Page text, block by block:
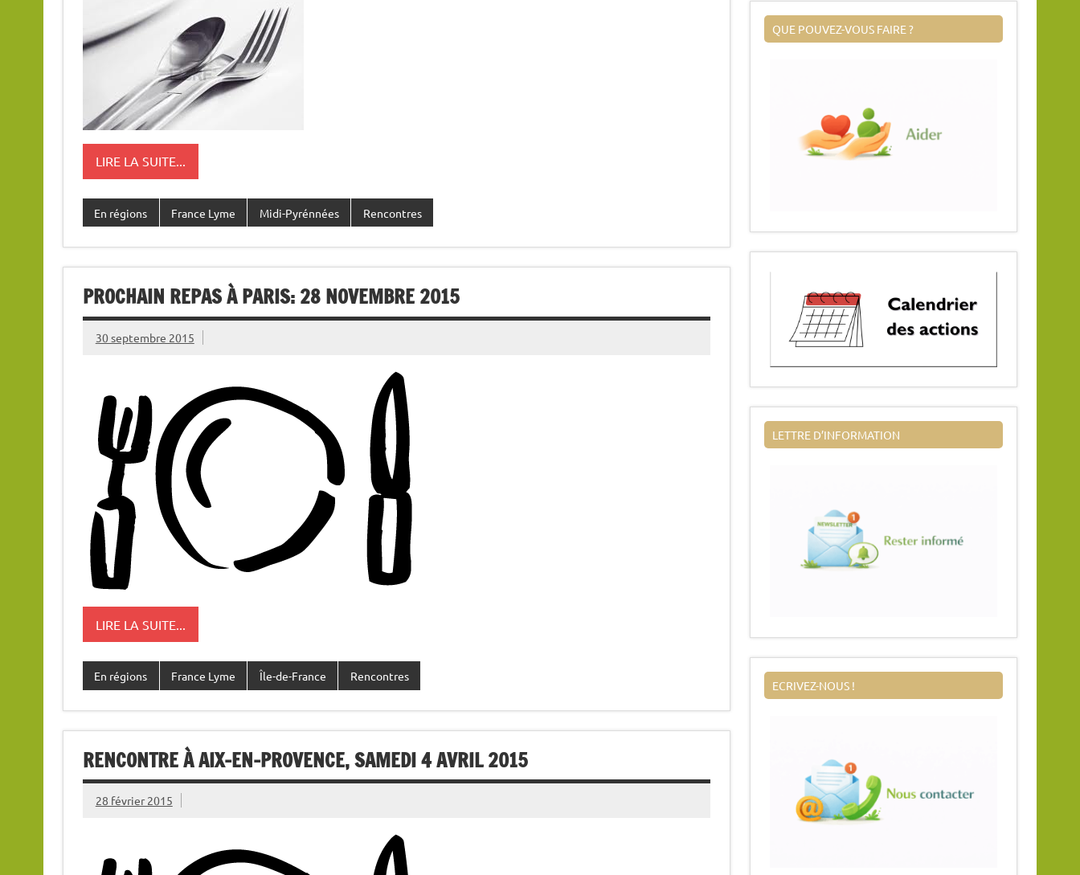
LIRE LA SUITE...
En régions France Lyme Midi-Pyrénnées Rencontres
PROCHAIN REPAS À PARIS: 28 NOVEMBRE 2015
30 septembre 2015
LIRE LA SUITE...
En régions France Lyme Île-de-France Rencontres
RENCONTRE À AIX-EN-PROVENCE, SAMEDI 4 AVRIL 2015
28 février 2015
QUE POUVEZ-VOUS FAIRE ?
LETTRE D’INFORMATION
ECRIVEZ-NOUS !